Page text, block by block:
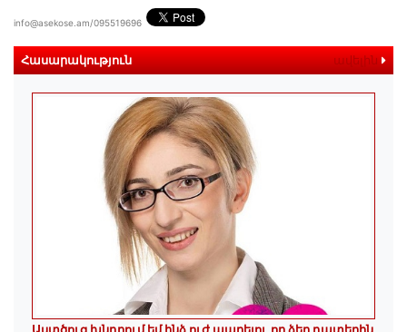
info@asekose.am/095519696
Հասարակություն ավելին